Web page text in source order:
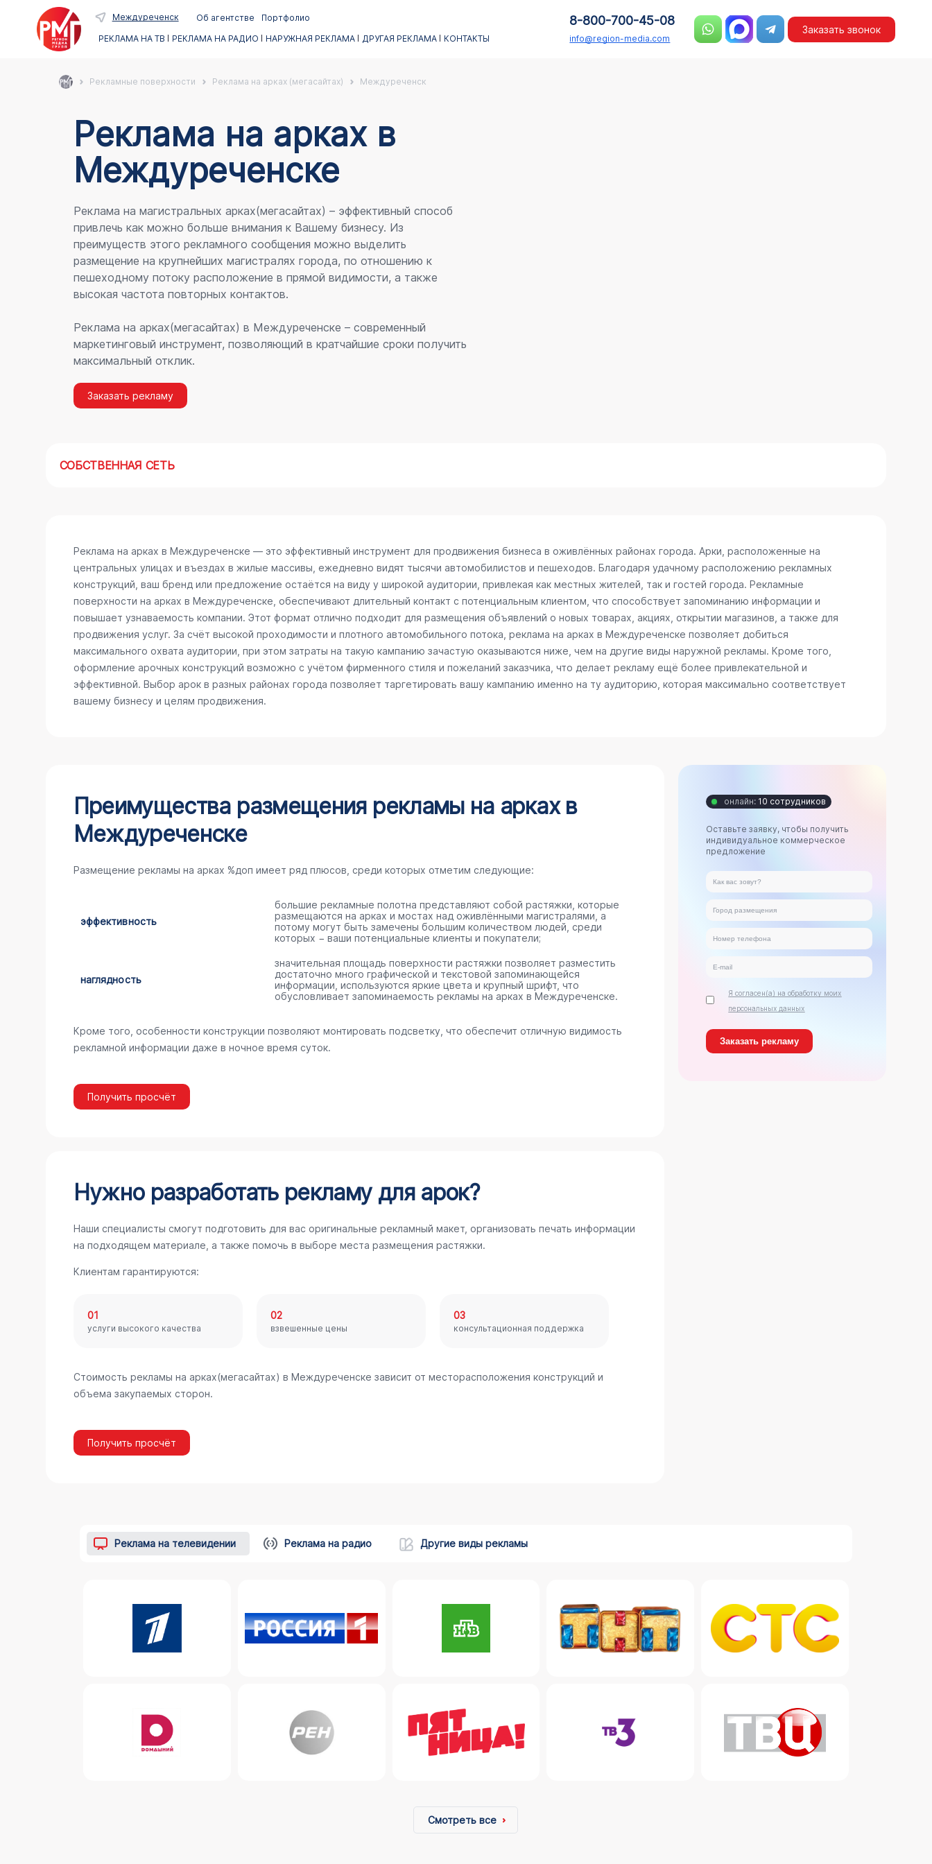
Междуреченск Об агентстве
Портфолио
РЕКЛАМА НА ТВ
РЕКЛАМА НА РАДИО НАРУЖНАЯ РЕКЛАМА ДРУГАЯ РЕКЛАМА КОНТАКТЫ
8-800-700-45-08
info@region-media.com
Заказать звонок
Рекламные поверхности Реклама на арках (мегасайтах) Междуреченск
Реклама на аркаx в
Междуреченске
Реклама на магистральных арках(мегасайтах) – эффективный способ
привлечь как можно больше внимания к Вашему бизнесу. Из
преимуществ этого рекламного сообщения можно выделить
размещение на крупнейших магистралях города, по отношению к
пешеходному потоку расположение в прямой видимости, а также
высокая частота повторных контактов.
Реклама на арках(мегасайтах) в Междуреченске – современный
маркетинговый инструмент, позволяющий в кратчайшие сроки получить
максимальный отклик.
Заказать рекламу
СОБСТВЕННАЯ СЕТЬ
Реклама на арках в Междуреченске — это эффективный инструмент для продвижения бизнеса в оживлённых районах города. Арки, расположенные на
центральных улицах и въездах в жилые массивы, ежедневно видят тысячи автомобилистов и пешеходов. Благодаря удачному расположению рекламных
конструкций, ваш бренд или предложение остаётся на виду у широкой аудитории, привлекая как местных жителей, так и гостей города. Рекламные
поверхности на арках в Междуреченске, обеспечивают длительный контакт с потенциальным клиентом, что способствует запоминанию информации и
повышает узнаваемость компании. Этот формат отлично подходит для размещения объявлений о новых товарах, акциях, открытии магазинов, а также для
продвижения услуг. За счёт высокой проходимости и плотного автомобильного потока, реклама на арках в Междуреченске позволяет добиться
максимального охвата аудитории, при этом затраты на такую кампанию зачастую оказываются ниже, чем на другие виды наружной рекламы. Кроме того,
оформление арочных конструкций возможно с учётом фирменного стиля и пожеланий заказчика, что делает рекламу ещё более привлекательной и
эффективной. Выбор арок в разных районах города позволяет таргетировать вашу кампанию именно на ту аудиторию, которая максимально соответствует
вашему бизнесу и целям продвижения.
Преимущества размещения рекламы на арках в
Междуреченске
Размещение рекламы на арках %доп имеет ряд плюсов, среди которых отметим следующие:
эффективность
большие рекламные полотна представляют собой растяжки, которые
размещаются на арках и мостах над оживлёнными магистралями, а
потому могут быть замечены большим количеством людей, среди
которых − ваши потенциальные клиенты и покупатели;
наглядность
значительная площадь поверхности растяжки позволяет разместить
достаточно много графической и текстовой запоминающейся
информации, используются яркие цвета и крупный шрифт, что
обусловливает запоминаемость рекламы на арках в Междуреченске.
Кроме того, особенности конструкции позволяют монтировать подсветку, что обеспечит отличную видимость
рекламной информации даже в ночное время суток.
Получить просчёт
Нужно разработать рекламу для арок?
Наши специалисты смогут подготовить для вас оригинальные рекламный макет, организовать печать информации
на подходящем материале, а также помочь в выборе места размещения растяжки.
Клиентам гарантируются:
01
услуги высокого качества
02
взвешенные цены
03
консультационная поддержка
Стоимость рекламы на арках(мегасайтах) в Междуреченске зависит от месторасположения конструкций и
объема закупаемых сторон.
Получить просчёт
онлайн: 10 сотрудников
Оставьте заявку, чтобы получить
индивидуальное коммерческое
предложение
Я согласен(а) на обработку моих
персональных данных
Реклама на телевидении Реклама на радио Другие виды рекламы
Смотреть все